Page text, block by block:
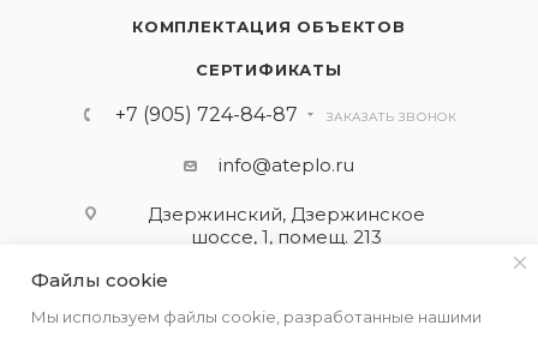
КОМПЛЕКТАЦИЯ ОБЪЕКТОВ
СЕРТИФИКАТЫ
+7 (905) 724-84-87 ЗАКАЗАТЬ ЗВОНОК
info@ateplo.ru
Дзержинский, Дзержинское
шоссе, 1, помещ. 213
Файлы cookie
Мы используем файлы cookie, разработанные нашими